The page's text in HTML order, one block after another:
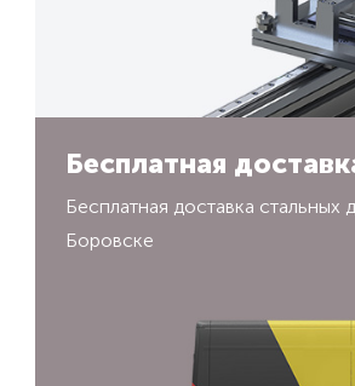
Бесплатная
Бесплатная доставка стальных
Боровске